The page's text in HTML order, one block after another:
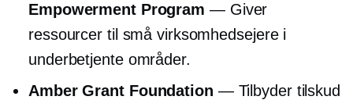
Empowerment Program — Giver
ressourcer til små virksomhedsejere i
underbetjente områder.
Amber Grant Foundation — Tilbyder tilskud